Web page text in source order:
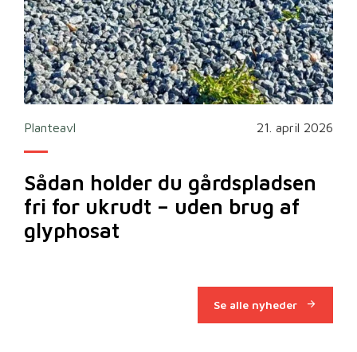
Planteavl 21. april 2026
Sådan holder du gårdspladsen
fri for ukrudt – uden brug af
glyphosat
Se alle nyheder